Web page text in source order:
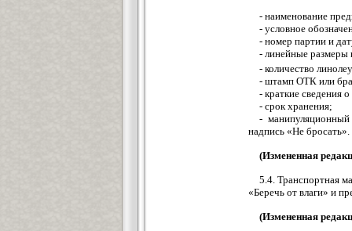
- наименование
- условное
- номер партии и
- линейные размеры
- количество
- штамп ОТК или
- краткие сведения
- срок хранения;
-
надпись «Не бросать».
(Измененная
5.4. Транспортная
«Беречь от влаги» и
(Измененная